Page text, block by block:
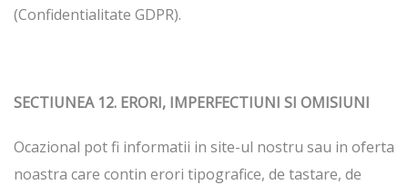
(Confidentialitate GDPR).
SECTIUNEA 12. ERORI, IMPERFECTIUNI SI OMISIUNI
Ocazional pot fi informatii in site-ul nostru sau in oferta
noastra care contin erori tipografice, de tastare, de